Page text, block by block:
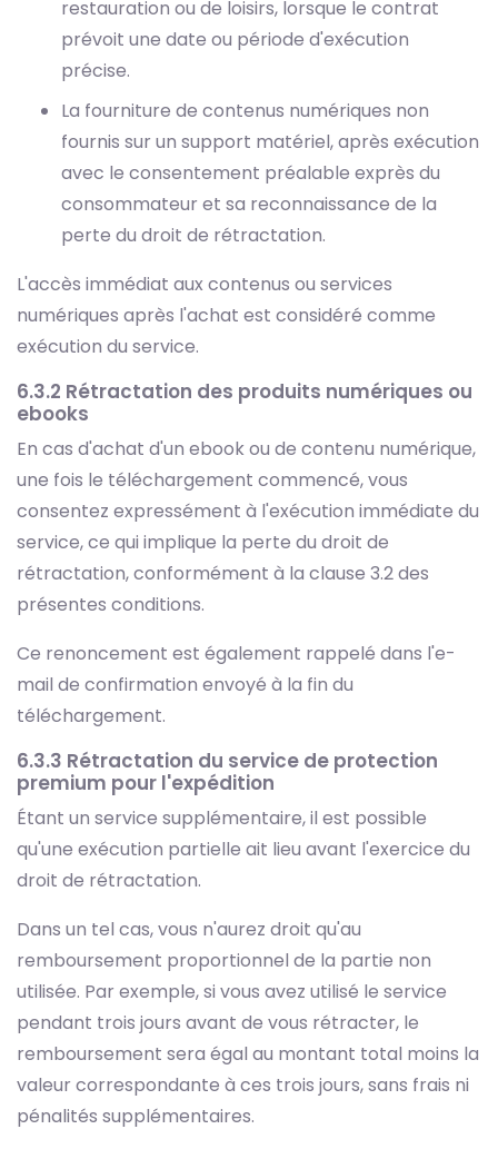
restauration ou de loisirs, lorsque le contrat
prévoit une date ou période d'exécution
précise.
La fourniture de contenus numériques non
fournis sur un support matériel, après exécution
avec le consentement préalable exprès du
consommateur et sa reconnaissance de la
perte du droit de rétractation.
L'accès immédiat aux contenus ou services
numériques après l'achat est considéré comme
exécution du service.
6.3.2 Rétractation des produits numériques ou
ebooks
En cas d'achat d'un ebook ou de contenu numérique,
une fois le téléchargement commencé, vous
consentez expressément à l'exécution immédiate du
service, ce qui implique la perte du droit de
rétractation, conformément à la clause 3.2 des
présentes conditions.
Ce renoncement est également rappelé dans l'e-
mail de confirmation envoyé à la fin du
téléchargement.
6.3.3 Rétractation du service de protection
premium pour l'expédition
Étant un service supplémentaire, il est possible
qu'une exécution partielle ait lieu avant l'exercice du
droit de rétractation.
Dans un tel cas, vous n'aurez droit qu'au
remboursement proportionnel de la partie non
utilisée. Par exemple, si vous avez utilisé le service
pendant trois jours avant de vous rétracter, le
remboursement sera égal au montant total moins la
valeur correspondante à ces trois jours, sans frais ni
pénalités supplémentaires.